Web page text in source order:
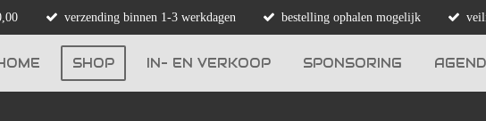
verzending binnen 1-3 werkdagen bestelling ophalen mogelijk
SHOP IN- EN VERKOOP SPONSORING